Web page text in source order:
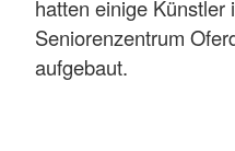
hatten einige Künstler
Seniorenzentrum
aufgebaut.